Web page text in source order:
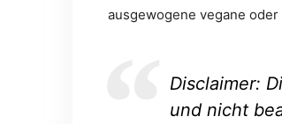
ausgewogene vegane
Disclaimer:
und nicht